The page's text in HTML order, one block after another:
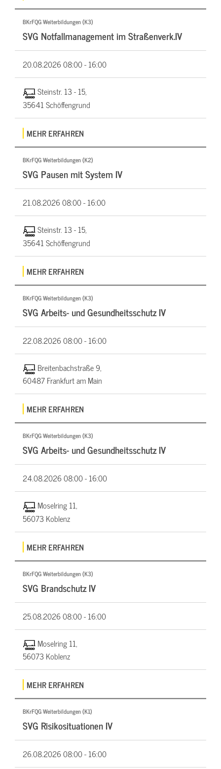
BKrFQG Weiterbildungen (K3)
SVG Notfallmanagement im Straßenverk.IV
20.08.202608:00 - 16:00
Steinstr. 13 - 15,
35641 Schöffengrund
MEHR ERFAHREN
BKrFQG Weiterbildungen (K2)
SVG Pausen mit System IV
21.08.202608:00 - 16:00
Steinstr. 13 - 15,
35641 Schöffengrund
MEHR ERFAHREN
BKrFQG Weiterbildungen (K3)
SVG Arbeits- und Gesundheitsschutz IV
22.08.202608:00 - 16:00
Breitenbachstraße 9,
60487 Frankfurt am Main
MEHR ERFAHREN
BKrFQG Weiterbildungen (K3)
SVG Arbeits- und Gesundheitsschutz IV
24.08.202608:00 - 16:00
Moselring 11,
56073 Koblenz
MEHR ERFAHREN
BKrFQG Weiterbildungen (K3)
SVG Brandschutz IV
25.08.202608:00 - 16:00
Moselring 11,
56073 Koblenz
MEHR ERFAHREN
BKrFQG Weiterbildungen (K1)
SVG Risikosituationen IV
26.08.202608:00 - 16:00